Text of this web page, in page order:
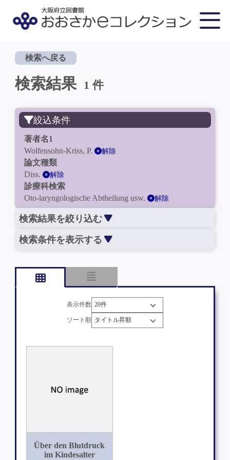
検索へ戻る
検索結果 1 件
絞込条件
著者名1
Wolfensohn-Kriss, P.
解除
論文種類
Diss.
解除
診療科検索
Oto-laryngologische Abtheilung usw.
解除
検索結果を絞り込む
検索条件を表示する
表示件数
ソート順
Über den Blutdruck
im Kindesalter